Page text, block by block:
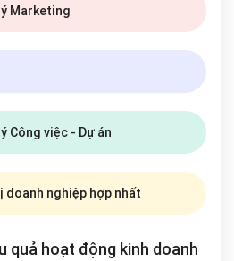
Marketing
Công việc - Dự án
doanh nghiệp hợp nhất
quả hoạt động kinh doanh